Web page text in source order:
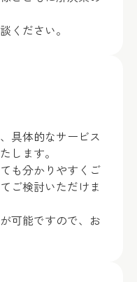
ください。
具体的なサービス
します。
も分かりやすくご
ご検討いただけま
可能ですので、お